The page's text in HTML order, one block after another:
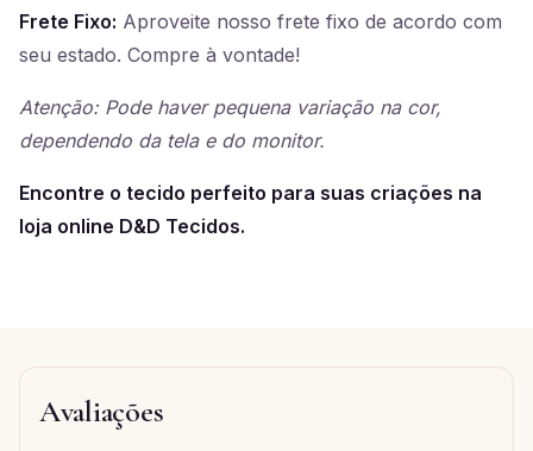
Frete Fixo: Aproveite nosso frete fixo de acordo com
seu estado. Compre à vontade!
Atenção: Pode haver pequena variação na cor,
dependendo da tela e do monitor.
Encontre o tecido perfeito para suas criações na
loja online D&D Tecidos.
Avaliações